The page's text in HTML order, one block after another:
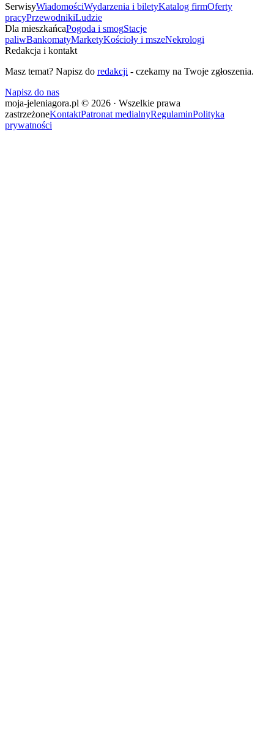
SerwisyWiadomościWydarzenia i biletyKatalog firmOferty
pracyPrzewodnikiLudzie
Dla mieszkańcaPogoda i smogStacje
paliwBankomatyMarketyKościoły i mszeNekrologi
Redakcja i kontakt
Masz temat? Napisz do redakcji - czekamy na Twoje zgłoszenia.
Napisz do nas
moja-jeleniagora.pl © 2026 · Wszelkie prawa
zastrzeżoneKontaktPatronat medialnyRegulaminPolityka
prywatności